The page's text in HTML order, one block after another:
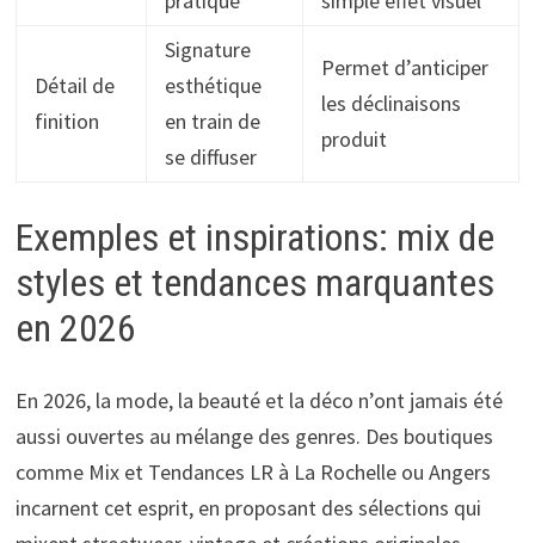
Détail de
finition
Signature
esthétique
en train de
se diffuser
Permet d’anticiper
les déclinaisons
produit
Exemples et inspirations: mix de
styles et tendances marquantes
en 2026
En 2026, la mode, la beauté et la déco n’ont jamais été
aussi ouvertes au mélange des genres. Des boutiques
comme Mix et Tendances LR à La Rochelle ou Angers
incarnent cet esprit, en proposant des sélections qui